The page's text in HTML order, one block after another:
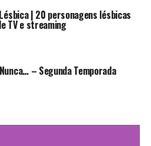
| 20 personagens lésbicas
TV e streaming
– Segunda Temporada